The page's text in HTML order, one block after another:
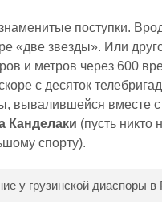
поступки.
«две звезды». Или
и метров через 600
с десяток
вывалившейся вместе с
Канделаки (пусть никто
спорту).
у грузинской диаспоры в